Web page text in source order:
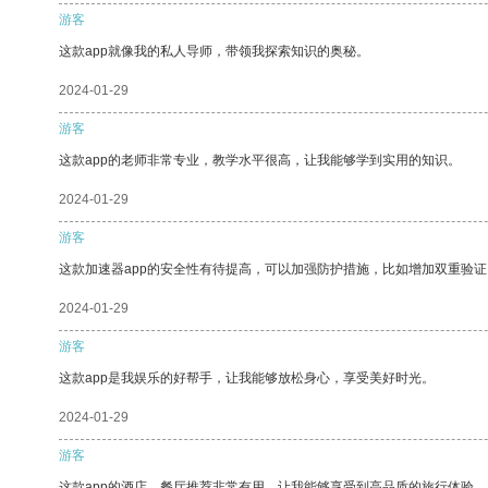
游客
这款app就像我的私人导师，带领我探索知识的奥秘。
2024-01-29
游客
这款app的老师非常专业，教学水平很高，让我能够学到实用的知识。
2024-01-29
游客
这款加速器app的安全性有待提高，可以加强防护措施，比如增加双重验
2024-01-29
游客
这款app是我娱乐的好帮手，让我能够放松身心，享受美好时光。
2024-01-29
游客